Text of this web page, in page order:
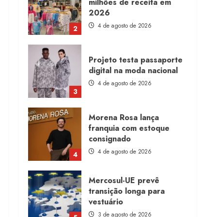
2
2026
4 de agosto de 2026
3
Projeto testa passaporte
digital na moda nacional
4 de agosto de 2026
4
Morena Rosa lança
franquia com estoque
consignado
4 de agosto de 2026
Mercosul-UE prevê
transição longa para
vestuário
3 de agosto de 2026